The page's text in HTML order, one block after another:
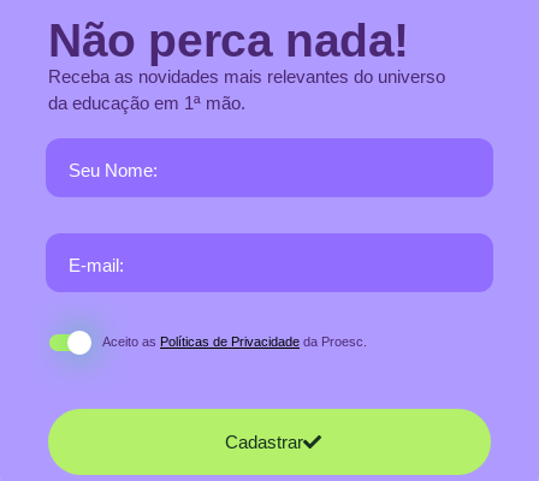
Não perca nada!
Receba as novidades mais relevantes do universo
da educação em 1ª mão.
Seu Nome:
E-mail:
Aceito as Políticas de Privacidade da Proesc.
Cadastrar